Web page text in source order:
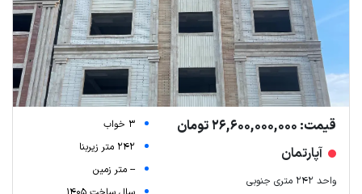
قیمت: 26,600,000,000 تومان
آپارتمان
واحد ۲۴۲ متری جنوبی
3 خواب
242 متر زیربنا
-- متر زمین